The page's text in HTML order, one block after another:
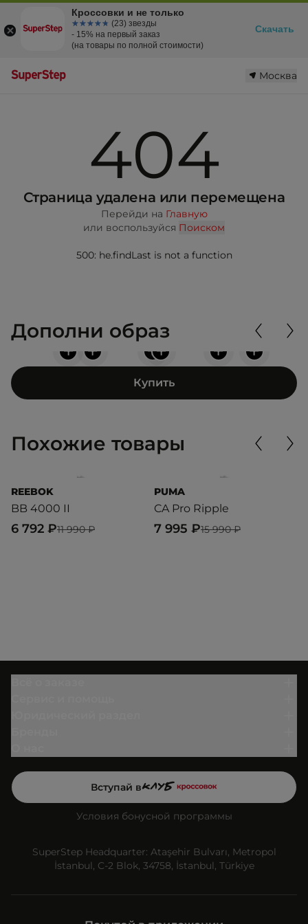
Москва
404
Страница удалена или перемещена
Перейди на Главную
или воспользуйся Поиском
500: he.findLast is not a function
Дополни образ
+
+
+ + +
+
Купить
Похожие товары
REEBOK
BB 4000 II
11 990 ₽
6 792 ₽
PUMA
CA Pro Ripple
15 990 ₽
7 995 ₽
Вступай в
Условия бонусной программы
SuperStep Headquarter: Ataşehir Bulvarı, Metropol
İstanbul, C-2 Blok, 34758, İstanbul, Türkiye
Кроссовки и не только
☆☆☆☆☆
★★★★★ (23) звезды
- 15% на первый заказ
(на товары по полной стоимости)
Скачать